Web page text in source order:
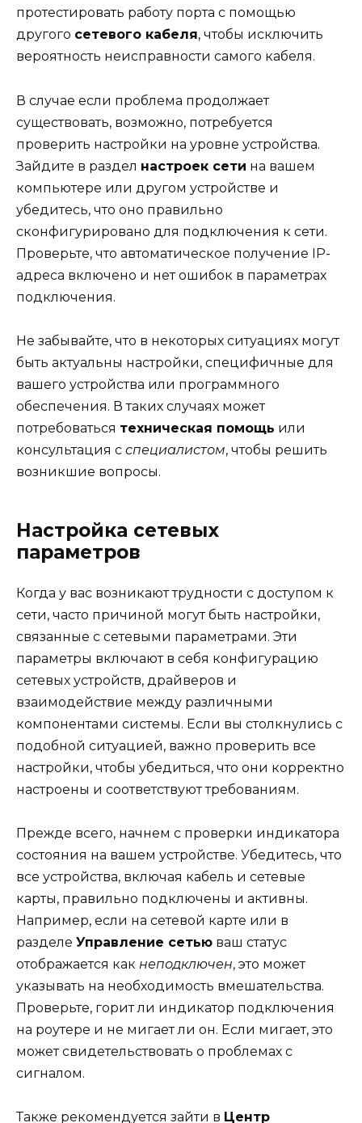
протестировать работу порта с помощью
другого сетевого кабеля, чтобы исключить
вероятность неисправности самого кабеля.
В случае если проблема продолжает
существовать, возможно, потребуется
проверить настройки на уровне устройства.
Зайдите в раздел настроек сети на вашем
компьютере или другом устройстве и
убедитесь, что оно правильно
сконфигурировано для подключения к сети.
Проверьте, что автоматическое получение IP-
адреса включено и нет ошибок в параметрах
подключения.
Не забывайте, что в некоторых ситуациях могут
быть актуальны настройки, специфичные для
вашего устройства или программного
обеспечения. В таких случаях может
потребоваться техническая помощь или
консультация с специалистом, чтобы решить
возникшие вопросы.
Настройка сетевых
параметров
Когда у вас возникают трудности с доступом к
сети, часто причиной могут быть настройки,
связанные с сетевыми параметрами. Эти
параметры включают в себя конфигурацию
сетевых устройств, драйверов и
взаимодействие между различными
компонентами системы. Если вы столкнулись с
подобной ситуацией, важно проверить все
настройки, чтобы убедиться, что они корректно
настроены и соответствуют требованиям.
Прежде всего, начнем с проверки индикатора
состояния на вашем устройстве. Убедитесь, что
все устройства, включая кабель и сетевые
карты, правильно подключены и активны.
Например, если на сетевой карте или в
разделе Управление сетью ваш статус
отображается как неподключен, это может
указывать на необходимость вмешательства.
Проверьте, горит ли индикатор подключения
на роутере и не мигает ли он. Если мигает, это
может свидетельствовать о проблемах с
сигналом.
Также рекомендуется зайти в Центр